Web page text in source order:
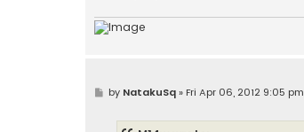
Pby NatakuSq» Fri Apr 06, 2012 9:05 pm